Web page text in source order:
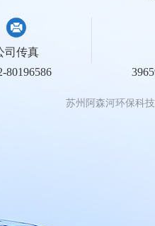
司传真
80196586
苏州阿森河环保科